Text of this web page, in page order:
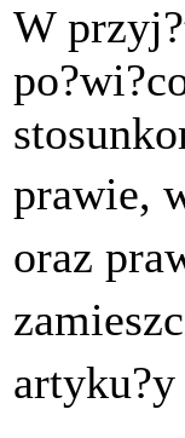
W
prawie,
oraz